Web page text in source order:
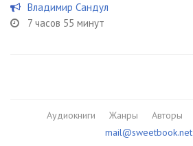
Владимир Сандул
7 часов 55 минут
Аудиокниги Жанры Авторы
mail@sweetbook.net